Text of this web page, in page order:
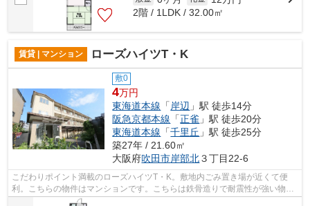
2階 / 1LDK / 32.00㎡
賃貸 | マンション ローズハイツT・K
敷0
4万円
東海道本線 「 岸辺 」駅 徒歩14分
阪急京都本線 「正雀 」駅 徒歩20分
東海道本線 「千里丘 」駅 徒歩25分
築27年 / 21.60㎡
大阪府吹田市岸部北３丁目22-6
こだわりポイント満載のローズハイツT・K。敷地内ごみ置き場が近くて便
利。こちらの物件はマンションです。こちらは鉄骨造りで耐震性が強い物件
です。ミライズ吹田店でお客様の希望す...